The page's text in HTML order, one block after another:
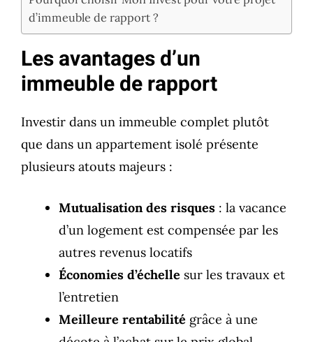
d’immeuble de rapport ?
Les avantages d’un
immeuble de rapport
Investir dans un immeuble complet plutôt
que dans un appartement isolé présente
plusieurs atouts majeurs :
Mutualisation des risques : la vacance
d’un logement est compensée par les
autres revenus locatifs
Économies d’échelle sur les travaux et
l’entretien
Meilleure rentabilité grâce à une